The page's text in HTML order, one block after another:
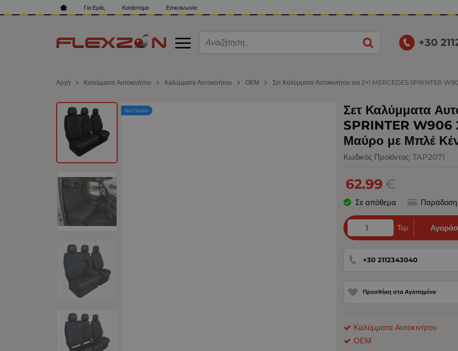
Για Εμάς Κατάστημα Επικοινωνία
+30
Αρχή Καλύμματα Αυτοκινήτου Καλύμματα Αυτοκινήτου ΟΕΜ Σετ Καλύμματα Αυτοκινήτου για 2+1 MERCEDES SPRINTER
Σετ Καλύμματα
SPRINTER W906
Μαύρο με Μπλέ
Κωδικός Προϊόντος: TAP2071
Νέο Προϊόν
62.99 €
Σε απόθεμα
Τεμ.
+30 2112343040
Προσθήκη στα Αγαπημένα
Καλύμματα Αυτοκινήτου
ΟΕΜ